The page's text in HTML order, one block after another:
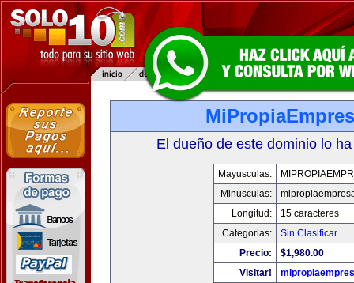
El dueño de este dominio lo
Mayusculas:
Minusculas:
Longitud:
15 caracteres
Categorias:
Sin Clasificar
Precio:
$1,980.00
Visitar!